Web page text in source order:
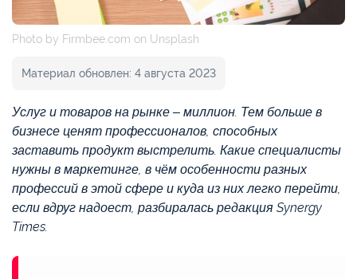
Photo by Firmbee.com on Unsplash
Материал обновлен: 4 августа 2023
Услуг и товаров на рынке – миллион. Тем больше в
бизнесе ценят профессионалов, способных
заставить продукт выстрелить. Какие специалисты
нужны в маркетинге, в чём особенности разных
профессий в этой сфере и куда из них легко перейти,
если вдруг надоест, разбиралась редакция Synergy
Times.